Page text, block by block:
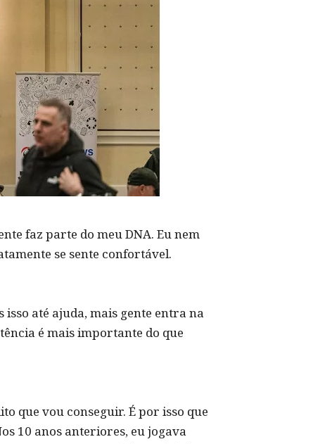
faz parte do meu DNA. Eu nem
se sente confortável.
até ajuda, mais gente entra na
é mais importante do que
que vou conseguir. É por isso que
10 anos anteriores, eu jogava